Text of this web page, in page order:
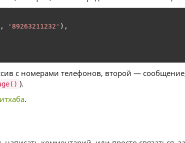
, '89263211232' ),
с номерами телефонов, второй —
).
.